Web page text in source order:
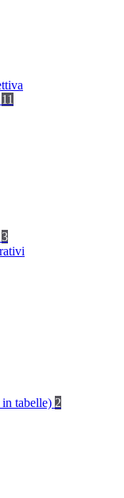
11
3
tabelle) 2